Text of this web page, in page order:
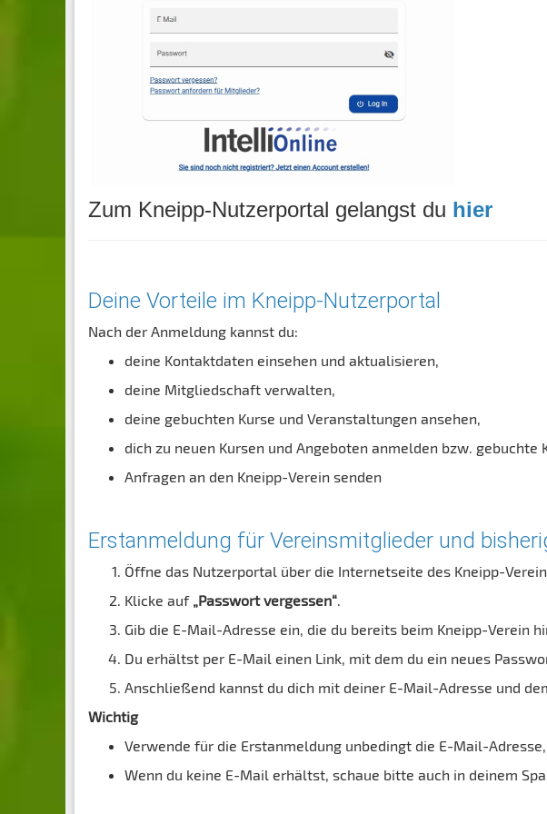
Zum Kneipp-Nutzerportal gelangst du hier
Deine Vorteile im Kneipp-Nutzerportal
Nach der Anmeldung kannst du:
deine Kontaktdaten einsehen und aktualisieren,
deine Mitgliedschaft verwalten,
deine gebuchten Kurse und Veranstaltungen ansehen,
dich zu neuen Kursen und Angeboten anmelden bzw. gebuchte
Anfragen an den Kneipp-Verein senden
Erstanmeldung für Vereinsmitglieder und
Öffne das Nutzerportal über die Internetseite des Kneipp-
Klicke auf „Passwort vergessen“.
Gib die E-Mail-Adresse ein, die du bereits beim Kneipp-Verein
Du erhältst per E-Mail einen Link, mit dem du ein neues
Anschließend kannst du dich mit deiner E-Mail-Adresse und
Wichtig
Verwende für die Erstanmeldung unbedingt die E-Mail-
Wenn du keine E-Mail erhältst, schaue bitte auch in deinem